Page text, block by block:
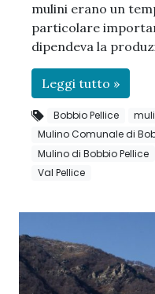
mulini erano un
particolare
dipendeva la
Leggi tutto »
Bobbio Pellice
Mulino Comunale di
Mulino di Bobbio Pellice
Val Pellice